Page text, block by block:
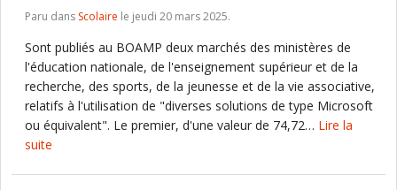
Paru dans Scolaire le jeudi 20 mars 2025.
Sont publiés au BOAMP deux marchés des ministères de
l'éducation nationale, de l'enseignement supérieur et de la
recherche, des sports, de la jeunesse et de la vie associative,
relatifs à l'utilisation de "diverses solutions de type Microsoft
ou équivalent". Le premier, d'une valeur de 74,72… Lire la
suite